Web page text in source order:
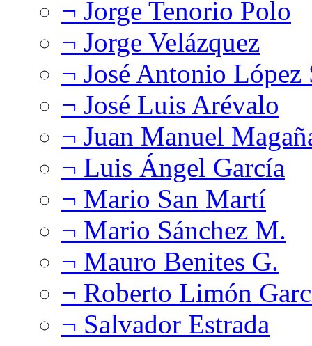
¬ Jorge Tenorio Polo
¬ Jorge Velázquez
¬ José Antonio López
¬ José Luis Arévalo
¬ Juan Manuel
¬ Luis Ángel García
¬ Mario San Martí
¬ Mario Sánchez M.
¬ Mauro Benites G.
¬ Roberto Limón
¬ Salvador Estrada